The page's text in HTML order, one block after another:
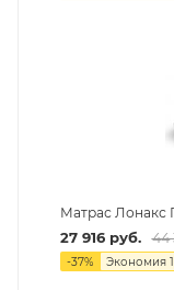
Матрас Лонакс
27 916руб. 44
-37% Экономия